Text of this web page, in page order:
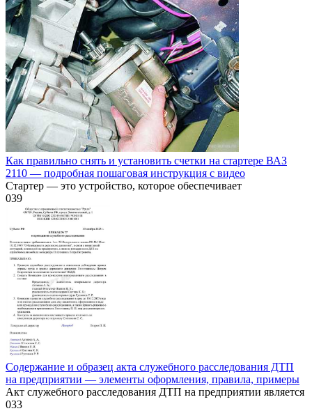
Как правильно снять и установить счетки на стартере ВАЗ
2110 — подробная пошаговая инструкция с видео
Стартер — это устройство, которое обеспечивает
039
Содержание и образец акта служебного расследования ДТП
на предприятии — элементы оформления, правила, примеры
Акт служебного расследования ДТП на предприятии является
033